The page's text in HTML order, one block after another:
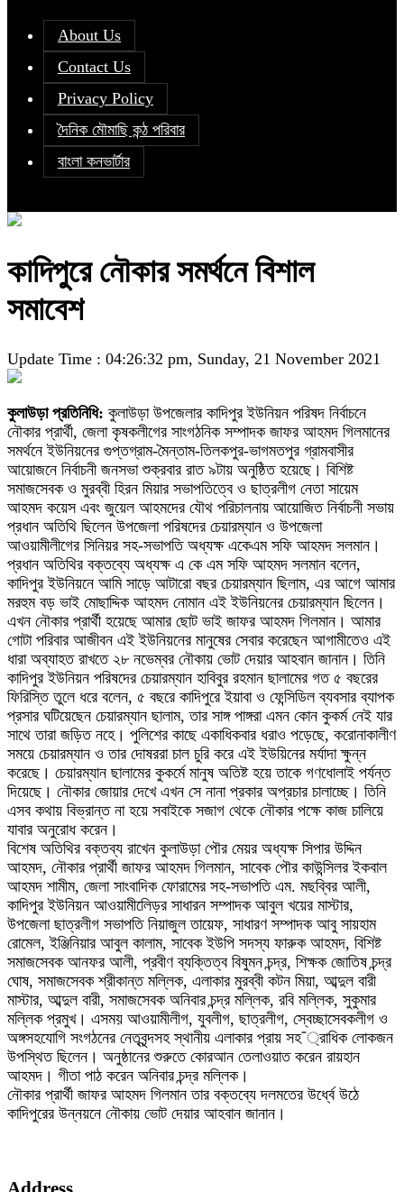
About Us
Contact Us
Privacy Policy
দৈনিক মৌমাছি কন্ঠ পরিবার
বাংলা কনভার্টার
কাদিপুরে নৌকার সমর্থনে বিশাল
সমাবেশ
Update Time : 04:26:32 pm, Sunday, 21 November 2021
কুলাউড়া প্রতিনিধি: কুলাউড়া উপজেলার কাদিপুর ইউনিয়ন পরিষদ নির্বাচনে
নৌকার প্রার্থী, জেলা কৃষকলীগের সাংগঠনিক সম্পাদক জাফর আহমদ গিলমানের
সমর্থনে ইউনিয়নের গুপ্তগ্রাম-মৈন্তাম-তিলকপুর-ভাগমতপুর গ্রামবাসীর
আয়োজনে নির্বাচনী জনসভা শুক্রবার রাত ৯টায় অনুষ্ঠিত হয়েছে। বিশিষ্ট
সমাজসেবক ও মুরব্বী হিরন মিয়ার সভাপতিত্বে ও ছাত্রলীগ নেতা সায়েম
আহমদ কয়েস এবং জুয়েল আহমদের যৌথ পরিচালনায় আয়োজিত নির্বাচনী সভায়
প্রধান অতিথি ছিলেন উপজেলা পরিষদের চেয়ারম্যান ও উপজেলা
আওয়ামীলীগের সিনিয়র সহ-সভাপতি অধ্যক্ষ একেএম সফি আহমদ সলমান।
প্রধান অতিথির বক্তব্যে অধ্যক্ষ এ কে এম সফি আহমদ সলমান বলেন,
কাদিপুর ইউনিয়নে আমি সাড়ে আটারো বছর চেয়ারম্যান ছিলাম, এর আগে আমার
মরহুম বড় ভাই মোছাদ্দিক আহমদ নোমান এই ইউনিয়নের চেয়ারম্যান ছিলেন।
এখন নৌকার প্রার্থী হয়েছে আমার ছোট ভাই জাফর আহমদ গিলমান। আমার
গোটা পরিবার আজীবন এই ইউনিয়নের মানুষের সেবার করেছেন আগামীতেও এই
ধারা অব্যাহত রাখতে ২৮ নভেম্বর নৌকায় ভোট দেয়ার আহবান জানান। তিনি
কাদিপুর ইউনিয়ন পরিষদের চেয়ারম্যান হাবিবুর রহমান ছালামের গত ৫ বছরের
ফিরিস্তি তুলে ধরে বলেন, ৫ বছরে কাদিপুরে ইয়াবা ও ফেন্সিডিল ব্যবসার ব্যাপক
প্রসার ঘটিয়েছেন চেয়ারম্যান ছালাম, তার সাঙ্গ পাঙ্গরা এমন কোন কুকর্ম নেই যার
সাথে তারা জড়িত নহে। পুলিশের কাছে একাধিকবার ধরাও পড়েছে, করোনাকালীণ
সময়ে চেয়ারম্যান ও তার দোষররা চাল চুরি করে এই ইউয়িনের মর্যাদা ক্ষুন্ন
করেছে। চেয়ারম্যান ছালামের কুকর্মে মানুষ অতিষ্ট হয়ে তাকে গণধোলাই পর্যন্ত
দিয়েছে। নৌকার জোয়ার দেখে এখন সে নানা প্রকার অপ্রচার চালাচ্ছে। তিনি
এসব কথায় বিভ্রান্ত না হয়ে সবাইকে সজাগ থেকে নৌকার পক্ষে কাজ চালিয়ে
যাবার অনুরোধ করেন।
বিশেষ অতিথির বক্তব্য রাখেন কুলাউড়া পৌর মেয়র অধ্যক্ষ সিপার উদ্দিন
আহমদ, নৌকার প্রার্থী জাফর আহমদ গিলমান, সাবেক পৌর কাউন্সিলর ইকবাল
আহমদ শামীম, জেলা সাংবাদিক ফোরামের সহ-সভাপতি এম. মছব্বির আলী,
কাদিপুর ইউনিয়ন আওয়ামীলেিড়র সাধারন সম্পাদক আবুল খয়ের মাস্টার,
উপজেলা ছাত্রলীগ সভাপতি নিয়াজুল তায়েফ, সাধারণ সম্পাদক আবু সায়হাম
রোমেল, ইঞ্জিনিয়ার আবুল কালাম, সাবেক ইউপি সদস্য ফারুক আহমদ, বিশিষ্ট
সমাজসেবক আনফর আলী, প্রবীণ ব্যক্তিত্ব বিষুমন চন্দ্র, শিক্ষক জোতিষ চন্দ্র
ঘোষ, সমাজসেবক শ্রীকান্ত মল্লিক, এলাকার মুরব্বী কটন মিয়া, আব্দুল বারী
মাস্টার, আব্দুল বারী, সমাজসেবক অনিবার চন্দ্র মল্লিক, রবি মল্লিক, সুকুমার
মল্লিক প্রমুখ। এসময় আওয়ামীলীগ, যুবলীগ, ছাত্রলীগ, স্বেচ্ছাসেবকলীগ ও
অঙ্গসহযোগি সংগঠনের নেতৃবৃন্দসহ স্থানীয় এলাকার প্রায় সহ¯্রাধিক লোকজন
উপস্থিত ছিলেন। অনুষ্ঠানের শুরুতে কোরআন তেলাওয়াত করেন রায়হান
আহমদ। গীতা পাঠ করেন অনিবার চন্দ্র মল্লিক।
নৌকার প্রার্থী জাফর আহমদ গিলমান তার বক্তব্যে দলমতের উর্ধ্বে উঠে
কাদিপুরের উন্নয়নে নৌকায় ভোট দেয়ার আহবান জানান।